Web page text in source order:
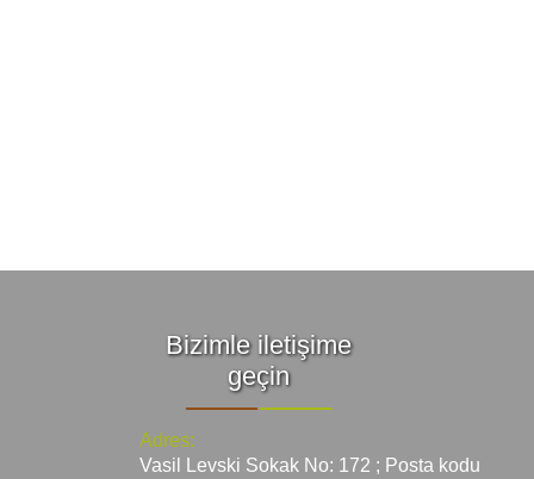
Bizimle iletişime
geçin
Adres:
Vasil Levski Sokak No: 172 ; Posta kodu